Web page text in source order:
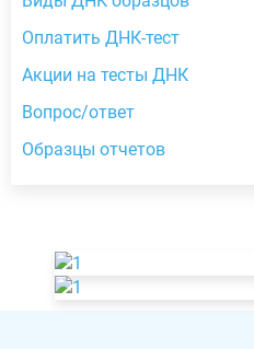
Оплатить ДНК-тест
Акции на тесты ДНК
Вопрос/ответ
Образцы отчетов